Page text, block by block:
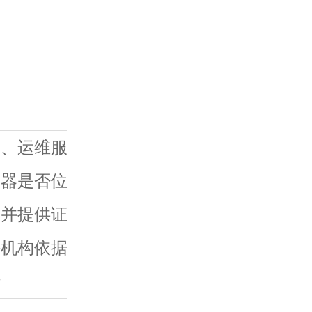
运维服
是否位
提供证
构依据